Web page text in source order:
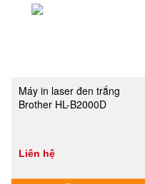
Máy in laser đen trắng
Brother HL-B2000D
Liên hệ